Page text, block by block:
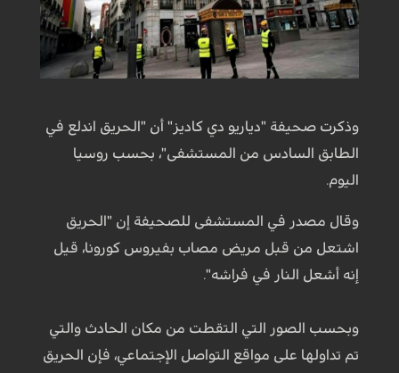
وذكرت صحيفة "دياريو دي كاديز" أن "الحريق اندلع في
الطابق السادس من المستشفى"، بحسب روسيا
اليوم.
وقال مصدر في المستشفى للصحيفة إن "الحريق
اشتعل من قبل مريض مصاب بفيروس كورونا، قيل
إنه أشعل النار في فراشه".
وبحسب الصور التي التقطت من مكان الحادث والتي
تم تداولها على مواقع التواصل الإجتماعي، فإن الحريق